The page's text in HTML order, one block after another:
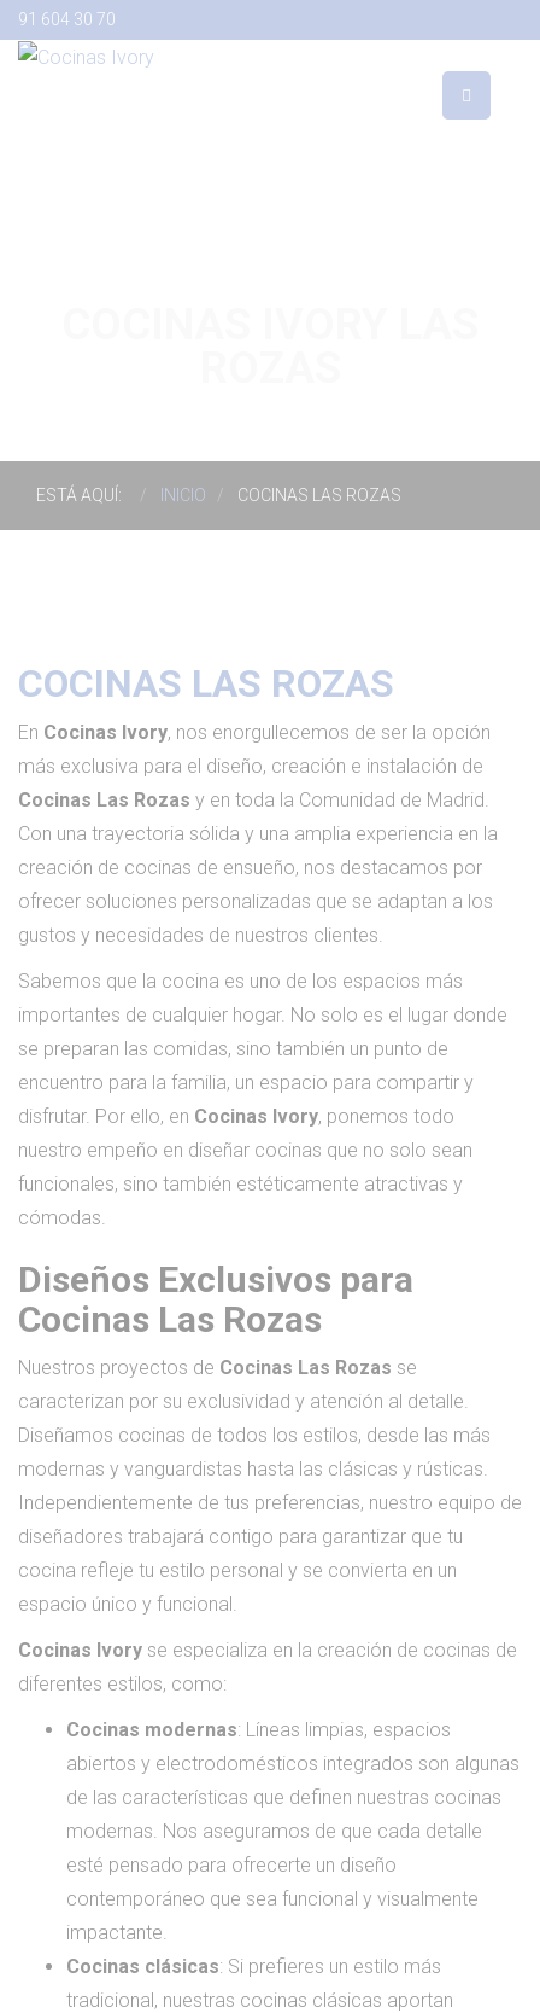
91 604 30 70
ESTÁ AQUÍ: INICIO COCINAS LAS ROZAS
COCINAS LAS ROZAS
En Cocinas Ivory, nos enorgullecemos de ser la opción
más exclusiva para el diseño, creación e instalación de
Cocinas Las Rozas y en toda la Comunidad de Madrid.
Con una trayectoria sólida y una amplia experiencia en la
creación de cocinas de ensueño, nos destacamos por
ofrecer soluciones personalizadas que se adaptan a los
gustos y necesidades de nuestros clientes.
Sabemos que la cocina es uno de los espacios más
importantes de cualquier hogar. No solo es el lugar donde
se preparan las comidas, sino también un punto de
encuentro para la familia, un espacio para compartir y
disfrutar. Por ello, en Cocinas Ivory, ponemos todo
nuestro empeño en diseñar cocinas que no solo sean
funcionales, sino también estéticamente atractivas y
cómodas.
Diseños Exclusivos para
Cocinas Las Rozas
Nuestros proyectos de Cocinas Las Rozas se
caracterizan por su exclusividad y atención al detalle.
Diseñamos cocinas de todos los estilos, desde las más
modernas y vanguardistas hasta las clásicas y rústicas.
Independientemente de tus preferencias, nuestro equipo de
diseñadores trabajará contigo para garantizar que tu
cocina refleje tu estilo personal y se convierta en un
espacio único y funcional.
Cocinas Ivory se especializa en la creación de cocinas de
diferentes estilos, como:
Cocinas modernas: Líneas limpias, espacios
abiertos y electrodomésticos integrados son algunas
de las características que definen nuestras cocinas
modernas. Nos aseguramos de que cada detalle
esté pensado para ofrecerte un diseño
contemporáneo que sea funcional y visualmente
impactante.
Cocinas clásicas: Si prefieres un estilo más
tradicional, nuestras cocinas clásicas aportan